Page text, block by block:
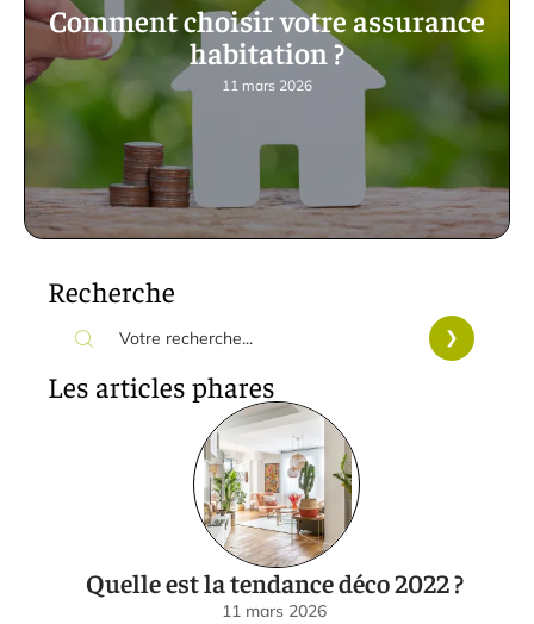
Comment choisir votre assurance
habitation ?
11 mars 2026
Recherche
Les articles phares
Quelle est la tendance déco 2022 ?
11 mars 2026